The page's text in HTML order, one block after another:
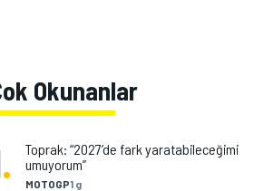
Okunanlar
. MOTOGP1 g
Toprak: “2027’de fark yaratabileceğimi
umuyorum”